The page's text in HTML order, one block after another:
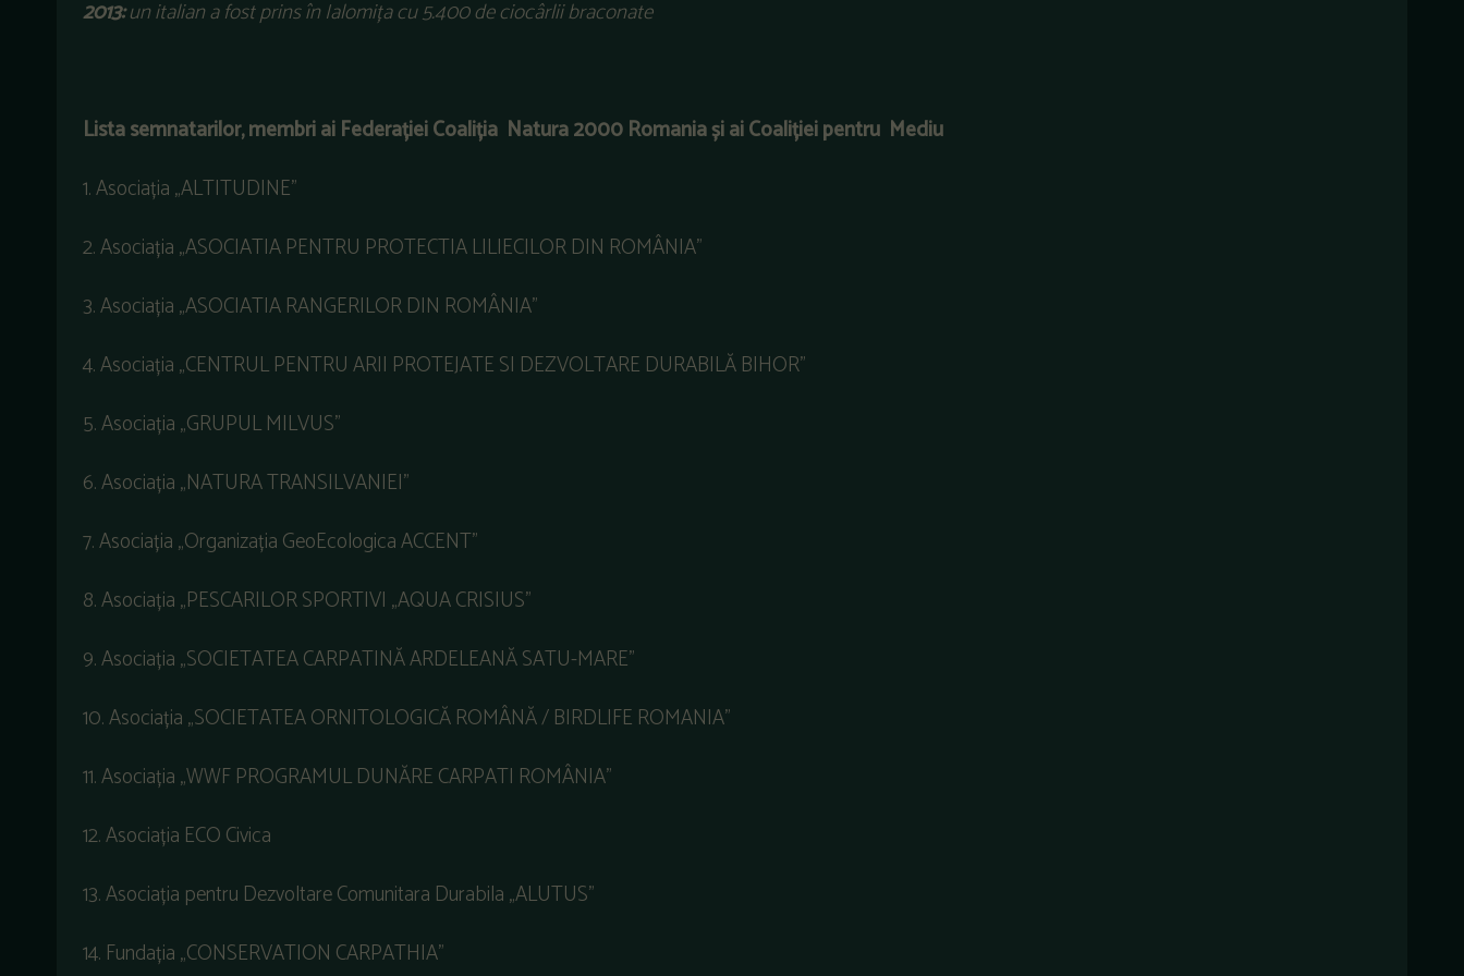
2013:un italian a fost prins în Ialomița cu 5.400 de ciocârlii braconate
Lista semnatarilor,membri ai Federației Coaliția Natura 2000 Romania și ai Coaliției pentru Mediu
1. Asociația „ALTITUDINE”
2. Asociația „ASOCIATIA PENTRU PROTECTIA LILIECILOR DIN ROMÂNIA”
3. Asociația „ASOCIATIA RANGERILOR DIN ROMÂNIA”
4. Asociația „CENTRUL PENTRU ARII PROTEJATE SI DEZVOLTARE DURABILĂ BIHOR”
5. Asociația „GRUPUL MILVUS”
6. Asociația „NATURA TRANSILVANIEI”
7. Asociația „Organizația GeoEcologica ACCENT”
8. Asociația „PESCARILOR SPORTIVI „AQUA CRISIUS”
9. Asociația „SOCIETATEA CARPATINĂ ARDELEANĂ SATU-MARE”
10. Asociația „SOCIETATEA ORNITOLOGICĂ ROMÂNĂ / BIRDLIFE ROMANIA”
11. Asociația „WWF PROGRAMUL DUNĂRE CARPATI ROMÂNIA”
12. Asociația ECO Civica
13. Asociația pentru Dezvoltare Comunitara Durabila „ALUTUS”
14. Fundația „CONSERVATION CARPATHIA”